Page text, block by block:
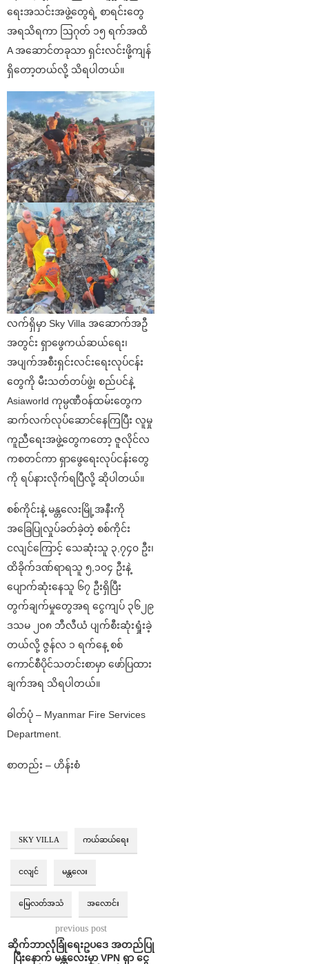
ရေးအသင်းအဖွဲ့တွေရဲ့ စာရင်းတွေ
အရသိရကာ ဩဂုတ် ၁၅ ရက်အထိ
A အဆောင်တခုသာ ရှင်းလင်းဖို့ကျန်
ရှိတော့တယ်လို့ သိရပါတယ်။
လက်ရှိမှာ Sky Villa အဆောက်အဦ
အတွင်း ရှာဖွေကယ်ဆယ်ရေး၊
အပျက်အစီးရှင်းလင်းရေးလုပ်ငန်း
တွေကို မီးသတ်တပ်ဖွဲ့၊ စည်ပင်နဲ့
Asiaworld ကုမ္ပဏီဝန်ထမ်းတွေက
ဆက်လက်လုပ်ဆောင်နေကြပြီး လူမှု
ကူညီရေးအဖွဲ့တွေကတော့ ဇူလိုင်လ
ကစတင်ကာ ရှာဖွေရေးလုပ်ငန်းတွေ
ကို ရပ်နားလိုက်ရပြီလို့ ဆိုပါတယ်။
စစ်ကိုင်းနဲ့ မန္တလေးမြို့အနီးကို
အခြေပြုလှုပ်ခတ်ခဲ့တဲ့ စစ်ကိုင်း
ငလျင်ကြောင့် သေဆုံးသူ ၃,၇၄၀ ဦး၊
ထိခိုက်ဒဏ်ရာရသူ ၅,၁၀၄ ဦးနဲ့
ပျောက်ဆုံးနေသူ ၆၇ ဦးရှိပြီး
တွက်ချက်မှုတွေအရ ငွေကျပ် ၃၆၂၉
ဒသမ ၂၀၈ ဘီလီယံ ပျက်စီးဆုံးရှုံးခဲ့
တယ်လို့ ဇွန်လ ၁ ရက်နေ့ စစ်
ကောင်စီပိုင်သတင်းစာမှာ ဖော်ပြထား
ချက်အရ သိရပါတယ်။
ဓါတ်ပုံ – Myanmar Fire Services
Department.
စာတည်း – ဟိန်းစံ
SKY VILLA ကယ်ဆယ်ရေး
ငလျင် မန္တလေး
မြေလတ်အသံ အလောင်း
previous post
ဆိုက်ဘာလုံခြုံရေးဥပဒေ အတည်ပြု
ပြီးနောက် မန္တလေးမှာ VPN ရှာ ငွေ